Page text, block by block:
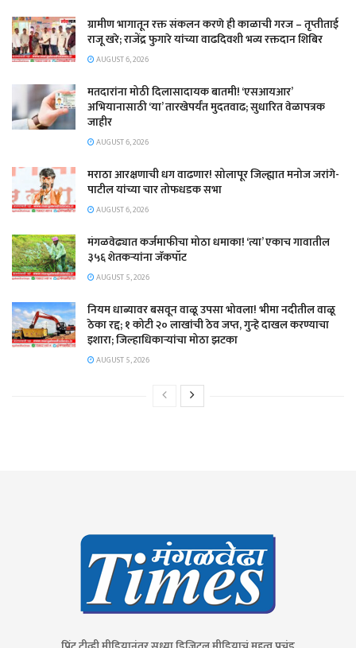
ग्रामीण भागातून रक्त संकलन करणे ही काळाची गरज – तृप्तीताई
राजू खरे; राजेंद्र फुगारे यांच्या वाढदिवशी भव्य रक्तदान शिबिर
AUGUST 6, 2026
मतदारांना मोठी दिलासादायक बातमी! ‘एसआयआर’
अभियानासाठी ‘या’ तारखेपर्यंत मुदतवाढ; सुधारित वेळापत्रक
जाहीर
AUGUST 6, 2026
मराठा आरक्षणाची धग वाढणार! सोलापूर जिल्ह्यात मनोज जरांगे-
पाटील यांच्या चार तोफधडक सभा
AUGUST 6, 2026
मंगळवेढ्यात कर्जमाफीचा मोठा धमाका! ‘त्या’ एकाच गावातील
३५६ शेतकऱ्यांना जॅकपॉट
AUGUST 5, 2026
नियम धाब्यावर बसवून वाळू उपसा भोवला! भीमा नदीतील वाळू
ठेका रद्द; १ कोटी २० लाखांची ठेव जप्त, गुन्हे दाखल करण्याचा
इशारा; जिल्हाधिकाऱ्यांचा मोठा झटका
AUGUST 5, 2026